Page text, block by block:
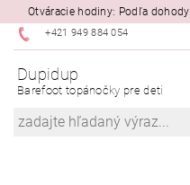
Otváracie hodiny: Podľa dohody
+421 949 884 054
Dupidup
Barefoot topánočky pre deti